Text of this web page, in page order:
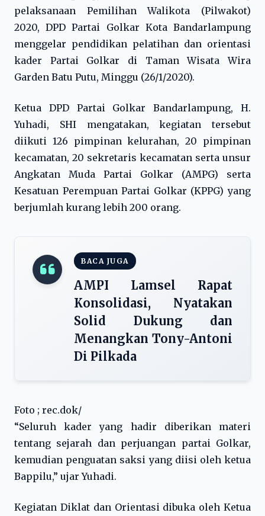
pelaksanaan Pemilihan Walikota (Pilwakot)
2020, DPD Partai Golkar Kota Bandarlampung
menggelar pendidikan pelatihan dan orientasi
kader Partai Golkar di Taman Wisata Wira
Garden Batu Putu, Minggu (26/1/2020).
Ketua DPD Partai Golkar Bandarlampung, H.
Yuhadi, SHI mengatakan, kegiatan tersebut
diikuti 126 pimpinan kelurahan, 20 pimpinan
kecamatan, 20 sekretaris kecamatan serta unsur
Angkatan Muda Partai Golkar (AMPG) serta
Kesatuan Perempuan Partai Golkar (KPPG) yang
berjumlah kurang lebih 200 orang.
BACA JUGA
AMPI Lamsel Rapat
Konsolidasi, Nyatakan
Solid Dukung dan
Menangkan Tony-Antoni
Di Pilkada
Foto ; rec.dok/
“Seluruh kader yang hadir diberikan materi
tentang sejarah dan perjuangan partai Golkar,
kemudian penguatan saksi yang diisi oleh ketua
Bappilu,” ujar Yuhadi.
Kegiatan Diklat dan Orientasi dibuka oleh Ketua